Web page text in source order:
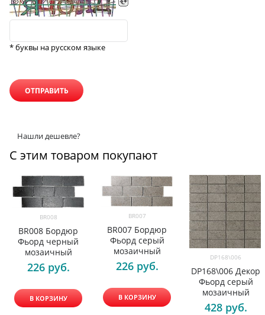
* буквы на русском языке
Нашли дешевле?
С этим товаром покупают
BR008
BR008 Бордюр
Фьорд черный
мозаичный
226 руб.
В КОРЗИНУ
BR007
BR007 Бордюр
Фьорд серый
мозаичный
226 руб.
В КОРЗИНУ
DP168\006
DP168\006 Декор
Фьорд серый
мозаичный
428 руб.